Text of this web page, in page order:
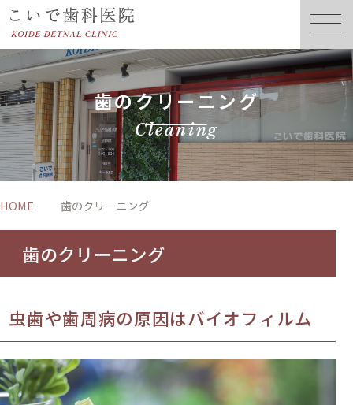
歯のクリーニング
Cleaning
HOME 歯のクリーニング
歯のクリーニング
虫歯や歯周病の原因はバイオフィルム